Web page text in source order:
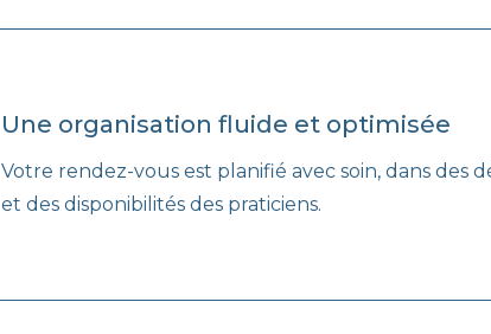
Une organisation fluide et optimisée
Votre rendez-vous est planifié avec soin, dans
et des disponibilités des praticiens.